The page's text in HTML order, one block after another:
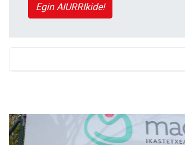
Egin AIURRIkide!